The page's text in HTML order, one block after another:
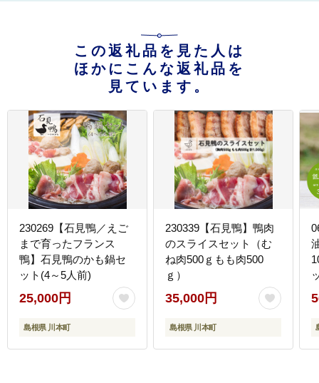
この返礼品を見た人は
ほかにこんな返礼品を
見ています。
230269【石見鴨／えご
まで育ったフランス
鴨】石見鴨のかも鍋セ
ット(4～5人前)
25,000円
島根県 川本町
230339【石見鴨】鴨肉
のスライスセット（む
ね肉500ｇもも肉500
ｇ）
35,000円
島根県 川本町